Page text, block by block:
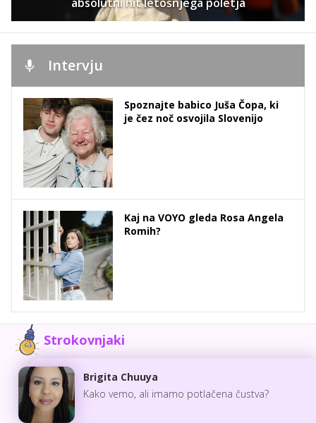
Intervju
Spoznajte babico Juša Čopa, ki
je čez noč osvojila Slovenijo
Kaj na VOYO gleda Rosa Angela
Romih?
Strokovnjaki
Brigita Chuuya
Kako vemo, ali imamo potlačena čustva?